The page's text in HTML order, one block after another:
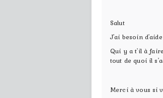
Salut
J'ai besoin
Qui y a t'il à
tout de quoi il
Merci à vous si